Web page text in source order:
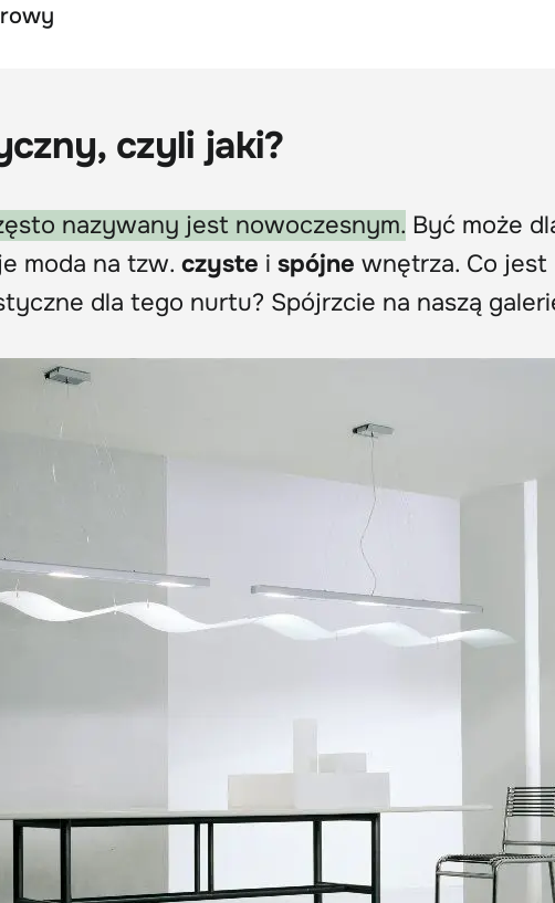
czyli jaki?
nazywany jest nowoczesnym. Być może
moda na tzw. czyste i spójne wnętrza. Co jest
dla tego nurtu? Spójrzcie na naszą